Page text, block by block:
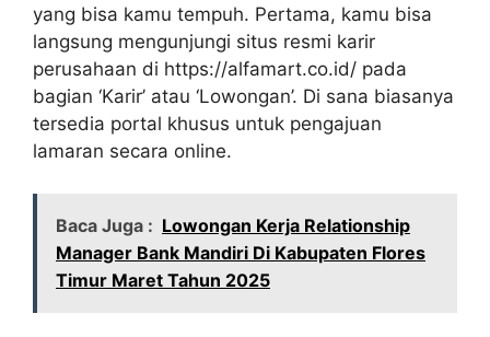
yang bisa kamu tempuh. Pertama, kamu bisa
langsung mengunjungi situs resmi karir
perusahaan di https://alfamart.co.id/ pada
bagian ‘Karir’ atau ‘Lowongan’. Di sana biasanya
tersedia portal khusus untuk pengajuan
lamaran secara online.
Baca Juga : Lowongan Kerja Relationship
Manager Bank Mandiri Di Kabupaten Flores
Timur Maret Tahun 2025